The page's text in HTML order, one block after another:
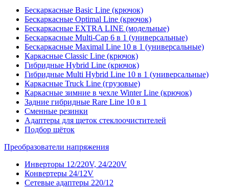
Бескаркасные Basic Line (крючок)
Бескаркасные Optimal Line (крючок)
Бескаркасные EXTRA LINE (модельные)
Бескаркасные Multi-Cap 6 в 1 (универсальные)
Бескаркасные Maximal Line 10 в 1 (универсальные)
Каркасные Classic Line (крючок)
Гибридные Hybrid Line (крючок)
Гибридные Multi Hybrid Line 10 в 1 (универсальные)
Каркасные Truck Line (грузовые)
Каркасные зимние в чехле Winter Line (крючок)
Задние гибридные Rare Line 10 в 1
Сменные резинки
Адаптеры для щеток стеклоочистителей
Подбор щёток
Преобразователи напряжения
Инверторы 12/220V, 24/220V
Конвертеры 24/12V
Сетевые адаптеры 220/12